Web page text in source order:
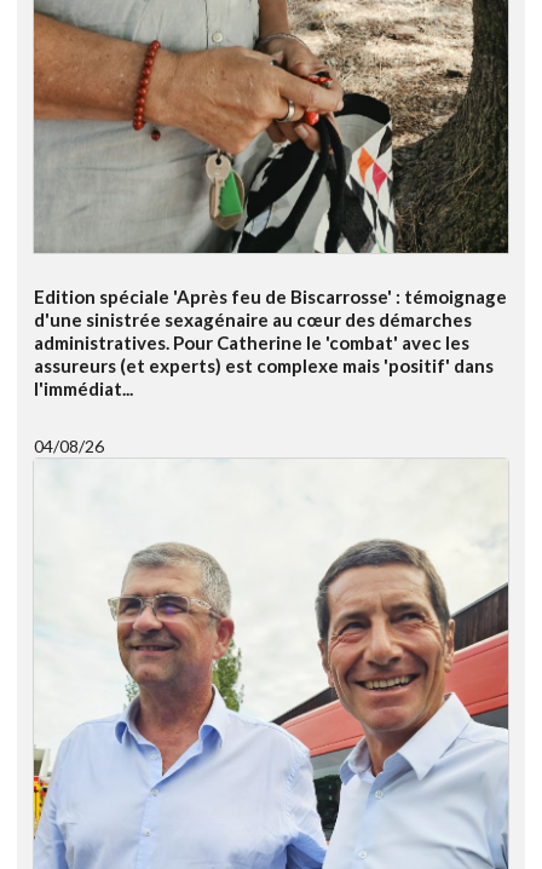
Edition spéciale 'Après feu de Biscarrosse' : témoignage
d'une sinistrée sexagénaire au cœur des démarches
administratives. Pour Catherine le 'combat' avec les
assureurs (et experts) est complexe mais 'positif' dans
l'immédiat...
04/08/26